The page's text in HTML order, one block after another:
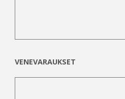
VENEVARAUKSET